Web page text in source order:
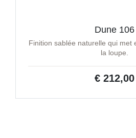
Dune 106
Finition sablée naturelle qui met
la loupe.
€ 212,00